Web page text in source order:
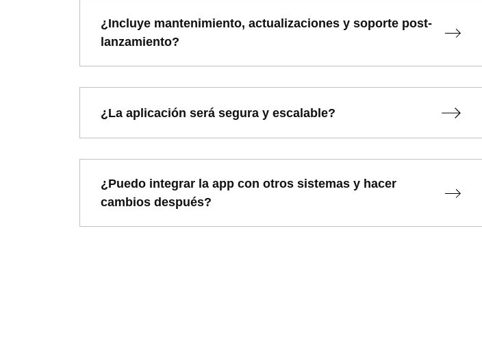
¿Incluye mantenimiento, actualizaciones y soporte post-
lanzamiento?
¿La aplicación será segura y escalable?
¿Puedo integrar la app con otros sistemas y hacer
cambios después?